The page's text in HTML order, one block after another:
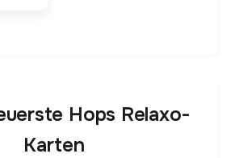
Hops Relaxo-
Karten